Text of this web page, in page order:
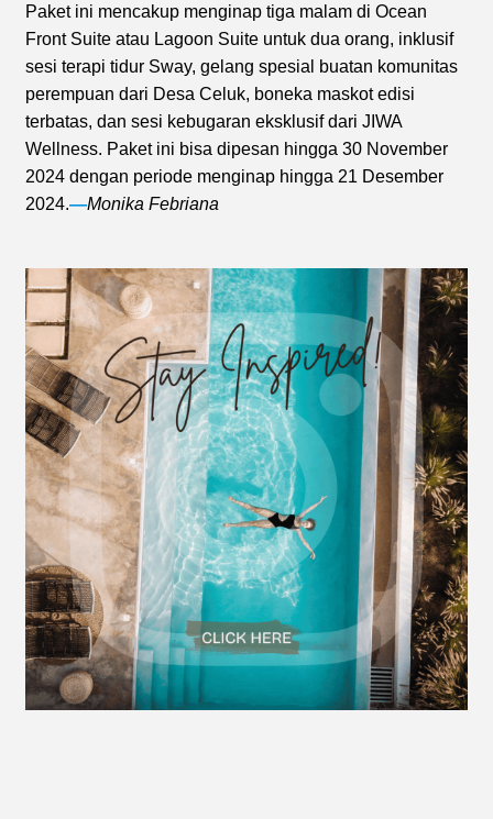
Paket ini mencakup menginap tiga malam di Ocean
Front Suite atau Lagoon Suite untuk dua orang, inklusif
sesi terapi tidur Sway, gelang spesial buatan komunitas
perempuan dari Desa Celuk, boneka maskot edisi
terbatas, dan sesi kebugaran eksklusif dari JIWA
Wellness. Paket ini bisa dipesan hingga 30 November
2024 dengan periode menginap hingga 21 Desember
2024.—Monika Febriana